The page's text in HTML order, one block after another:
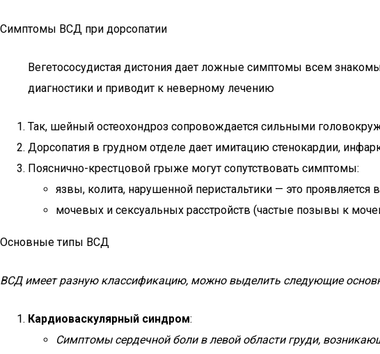
Симптомы ВСД при дорсопатии
Вегетососудистая дистония дает ложные симптомы всем
диагностики и приводит к неверному лечению
Так, шейный остеохондроз сопровождается сильными
Дорсопатия в грудном отделе дает имитацию стенокардии,
Пояснично-крестцовой грыже могут сопутствовать симптомы:
язвы, колита, нарушенной перистальтики — это
мочевых и сексуальных расстройств (частые позывы к
Основные типы ВСД
ВСД имеет разную классификацию, можно выделить следующие
Кардиоваскулярный синдром:
Симптомы сердечной боли в левой области груди,